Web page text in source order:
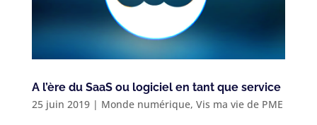
A l’ère du SaaS ou logiciel en tant que service
25 juin 2019| Monde numérique, Vis ma vie de PME